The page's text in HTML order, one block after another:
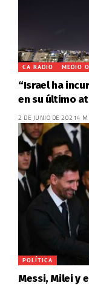
CA RADIO MEDIO
“Israel ha
en su último
2 DE JUNIO DE 20214
POLÍTICA
Messi, Milei y